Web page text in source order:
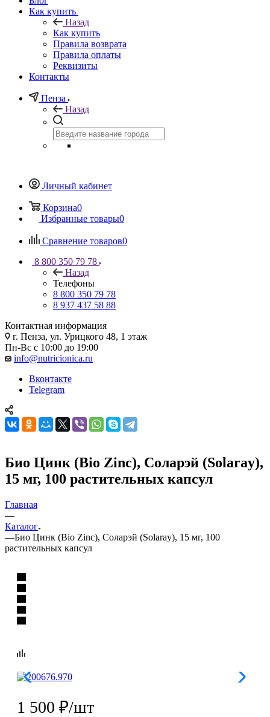
Как купить
Назад
Как купить
Правила возврата
Правила оплаты
Реквизиты
Контакты
Пенза
Назад
Личный кабинет
Корзина0
Избранные товары0
Сравнение товаров0
8 800 350 79 78
Назад
Телефоны
8 800 350 79 78
8 937 437 58 88
Контактная информация
г. Пенза, ул. Урицкого 48, 1 этаж
Пн-Вс с 10:00 до 19:00
info@nutricionica.ru
Вконтакте
Telegram
Био Цинк (Bio Zinc), Соларэй (Solaray),
15 мг, 100 растительных капсул
Главная
—
Каталог
—Био Цинк (Bio Zinc), Соларэй (Solaray), 15 мг, 100
растительных капсул
1 500 ₽/шт